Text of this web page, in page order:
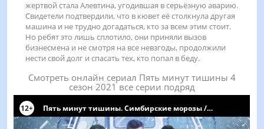
жертвой стала Алевтина, угодившая в серьёзную аварию.
Свидетели подтвердили, что в кювет её столкнула другая
машина и не трудно догадаться, кто за всем этим стоит.
Но ребят это лишь сплотило, они приняли вызов
бизнесмена и не смотря на все невзгоды, продолжили
нести свой долг и спасать тех, кто попал в беду.
Смотреть онлайн сериал Пять минут тишины 4
сезон 2021 все серии подряд